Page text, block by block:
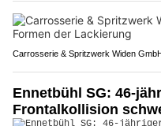
Carrosserie & Spritzwerk Widen
Ennetbühl SG: 46-
Frontalkollision